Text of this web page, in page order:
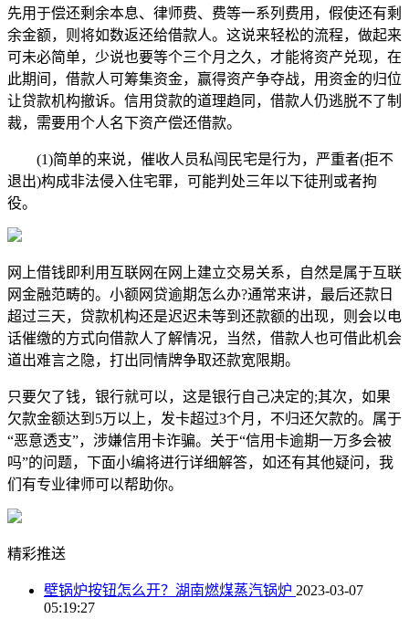
先用于偿还剩余本息、律师费、费等一系列费用，假使还有剩
余金额，则将如数返还给借款人。这说来轻松的流程，做起来
可未必简单，少说也要等个三个月之久，才能将资产兑现，在
此期间，借款人可筹集资金，赢得资产争夺战，用资金的归位
让贷款机构撤诉。信用贷款的道理趋同，借款人仍逃脱不了制
裁，需要用个人名下资产偿还借款。
(1)简单的来说，催收人员私闯民宅是行为，严重者(拒不
退出)构成非法侵入住宅罪，可能判处三年以下徒刑或者拘
役。
网上借钱即利用互联网在网上建立交易关系，自然是属于互联
网金融范畴的。小额网贷逾期怎么办?通常来讲，最后还款日
超过三天，贷款机构还是迟迟未等到还款额的出现，则会以电
话催缴的方式向借款人了解情况，当然，借款人也可借此机会
道出难言之隐，打出同情牌争取还款宽限期。
只要欠了钱，银行就可以，这是银行自己决定的;其次，如果
欠款金额达到5万以上，发卡超过3个月，不归还欠款的。属于
“恶意透支”，涉嫌信用卡诈骗。关于“信用卡逾期一万多会被
吗”的问题，下面小编将进行详细解答，如还有其他疑问，我
们有专业律师可以帮助你。
精彩推送
壁锅炉按钮怎么开？湖南燃煤蒸汽锅炉 2023-03-07
05:19:27